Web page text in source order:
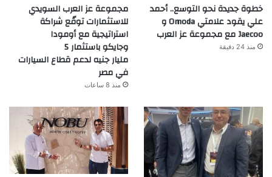
خطوة جديدة نحو التوسع.. أحمد
علي يقود علامتي Omoda و
Jaecoo مع مجموعة عز العرب
منذ 24 دقيقة
مجموعة عز العرب السويدي
للاستثمارات توقّع شراكة
استراتيجية مع أومودا
وجايكو باستثمار 5
مليار جنيه لدعم قطاع السيارات
في مصر
منذ 8 ساعات